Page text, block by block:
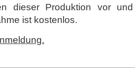
dieser Produktion vor
ist kostenlos.